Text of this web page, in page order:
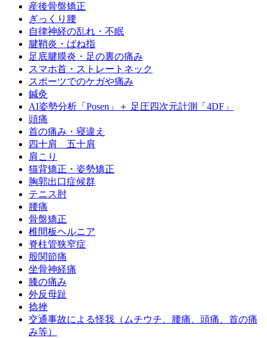
産後骨盤矯正
ぎっくり腰
自律神経の乱れ・不眠
腱鞘炎・ばね指
足底腱膜炎・足の裏の痛み
スマホ首・ストレートネック
スポーツでのケガや痛み
鍼灸
AI姿勢分析「Posen」＋ 足圧四次元計測「4DF」
頭痛
首の痛み・寝違え
四十肩 五十肩
肩こり
猫背矯正・姿勢矯正
胸郭出口症候群
テニス肘
腰痛
骨盤矯正
椎間板ヘルニア
脊柱管狭窄症
股関節痛
坐骨神経痛
膝の痛み
外反母趾
捻挫
交通事故による怪我（ムチウチ、腰痛、頭痛、首の痛
み等）